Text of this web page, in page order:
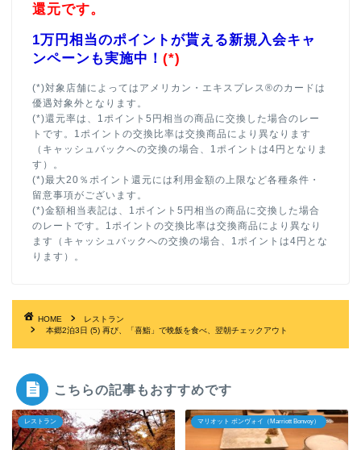
還元です。
1万円相当のポイントが貰える新規入会キャ
ンペーンも実施中！ (*)
(*)対象店舗によってはアメリカン・エキスプレス®のカードは
優遇対象外となります。
(*)還元率は、1ポイント5円相当の商品に交換した場合のレー
トです。1ポイントの交換比率は交換商品により異なります
（キャッシュバックへの交換の場合、1ポイントは4円となりま
す）。
(*)最大20％ポイント還元には利用金額の上限など各種条件・
留意事項がございます。
(*)金額相当表記は、1ポイント5円相当の商品に交換した場合
のレートです。1ポイントの交換比率は交換商品により異なり
ます（キャッシュバックへの交換の場合、1ポイントは4円とな
ります）。
HOME
レストラン
本郷2泊3日 (5) 再び、「喜鮨」で晩飯を食べ、翌朝チェックアウト
こちらの記事もおすすめです
レストラン マリオット ボンヴォイ（Marriott Bonvoy）